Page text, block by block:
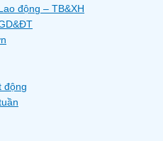
động – TB&XH
động